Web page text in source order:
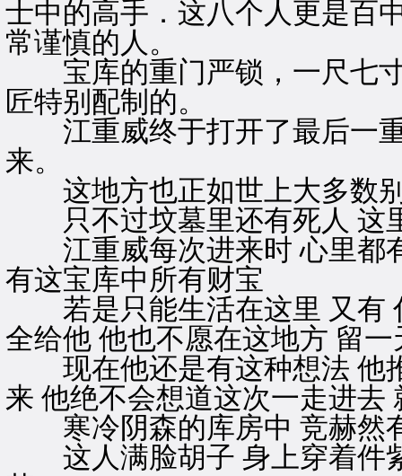
士中的高手．这八个人更是百
常谨慎的人。
宝库的重门严锁，一尺七寸
匠特别配制的。
江重威终于打开了最后一重
来。
这地方也正如世上大多数别
只不过坟墓里还有死人 这
江重威每次进来时 心里都
有这宝库中所有财宝
若是只能生活在这里 又有
全给他 他也不愿在这地方 留一
现在他还是有这种想法 他
来 他绝不会想道这次一走进去
寒冷阴森的库房中 竞赫然
这人满脸胡子 身上穿着件